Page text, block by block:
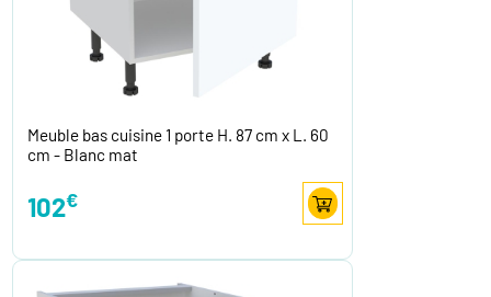
Meuble bas cuisine 1 porte H. 87 cm x L. 60
cm - Blanc mat
102€